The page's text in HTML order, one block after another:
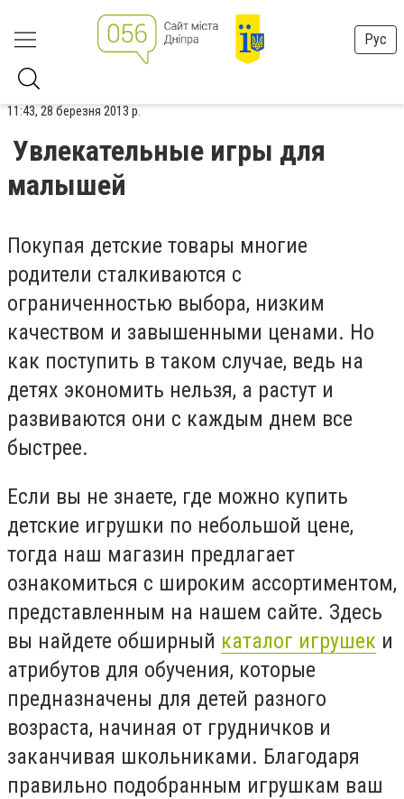
Рус
11:43, 28 березня 2013 р.
Увлекательные игры для
малышей
Покупая детские товары многие
родители сталкиваются с
ограниченностью выбора, низким
качеством и завышенными ценами. Но
как поступить в таком случае, ведь на
детях экономить нельзя, а растут и
развиваются они с каждым днем все
быстрее.
Если вы не знаете, где можно купить
детские игрушки по небольшой цене,
тогда наш магазин предлагает
ознакомиться с широким ассортиментом,
представленным на нашем сайте. Здесь
вы найдете обширный каталог игрушек и
атрибутов для обучения, которые
предназначены для детей разного
возраста, начиная от грудничков и
заканчивая школьниками. Благодаря
правильно подобранным игрушкам ваш